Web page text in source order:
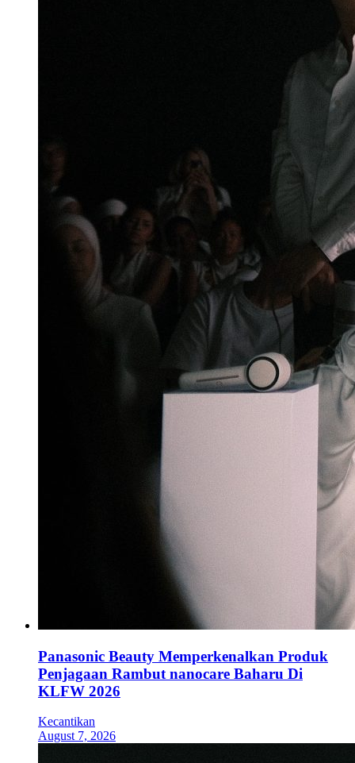
Panasonic Beauty Memperkenalkan Produk
Penjagaan Rambut nanocare Baharu Di
KLFW 2026
Kecantikan
August 7, 2026